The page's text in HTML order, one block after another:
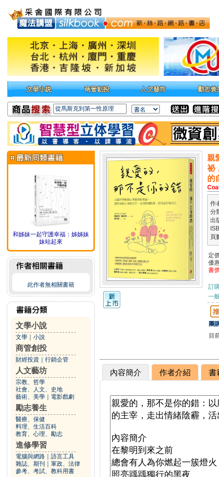
和姊妹一起守護幸福：姊姊妹
妹站起來
此作者無相關書籍
文學小說
文學 小說
商管創投
財經投資 行銷企管
人文藝坊
宗教、哲學
社會、人文、史地
藝術、美學
電影戲劇
勵志養生
醫療、保健
料理、生活百科
教育、心理、勵志
進修學習
電腦與網路
語言工具
雜誌、期刊
軍政、法律
參考、考試、教科用書
親
祕
的
作
分
出
頁
定
優
書
訂
一
團
目
內容簡介 作者介紹 書